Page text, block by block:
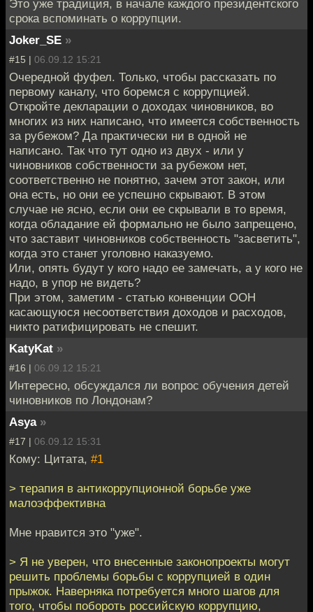
Это уже традиция, в начале каждого президентского
срока вспоминать о коррупции.
Joker_SE »
#15 | 06.09.12 15:21
Очередной фуфел. Только, чтобы рассказать по
первому каналу, что боремся с коррупцией.
Откройте декларации о доходах чиновников, во
многих из них написано, что имеется собственность
за рубежом? Да практически ни в одной не
написано. Так что тут одно из двух - или у
чиновников собственности за рубежом нет,
соответственно не понятно, зачем этот закон, или
она есть, но они ее успешно скрывают. В этом
случае не ясно, если они ее скрывали в то время,
когда обладание ей формально не было запрещено,
что заставит чиновников собственность "засветить",
когда это станет уголовно наказуемо.
Или, опять будут у кого надо ее замечать, а у кого не
надо, в упор не видеть?
При этом, заметим - статью конвенции ООН
касающуюся несоответствия доходов и расходов,
никто ратифицировать не спешит.
KatyKat »
#16 | 06.09.12 15:21
Интересно, обсуждался ли вопрос обучения детей
чиновников по Лондонам?
Asya »
#17 | 06.09.12 15:31
Кому: Цитата, #1
> терапия в антикоррупционной борьбе уже
малоэффективна
Мне нравится это "уже".
> Я не уверен, что внесенные законопроекты могут
решить проблемы борьбы с коррупцией в один
прыжок. Наверняка потребуется много шагов для
того, чтобы побороть российскую коррупцию,